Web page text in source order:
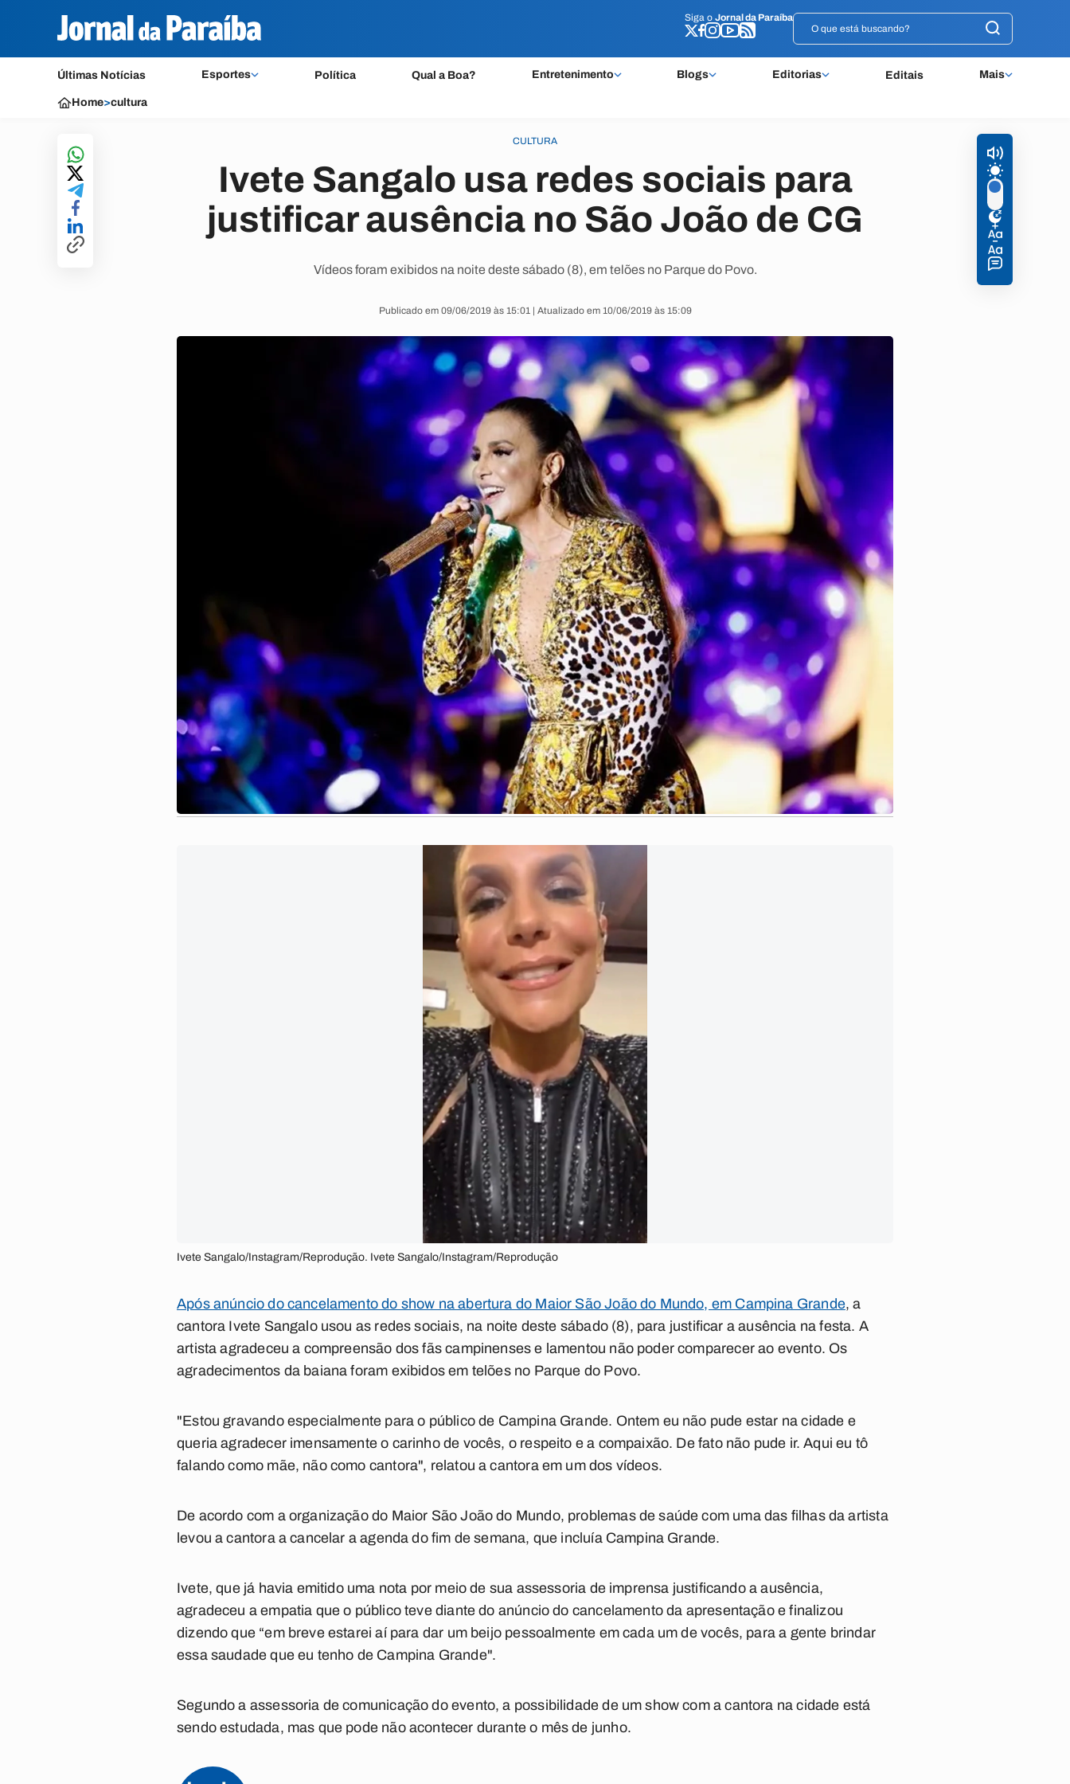
Siga o Jornal da Paraíba
Últimas Notícias Esportes Política Qual a Boa? Entretenimento Blogs Editorias Editais Mais
Siga o Jornal da Paraíba
Home>cultura
CULTURA
Ivete Sangalo usa redes sociais para
justificar ausência no São João de CG
Vídeos foram exibidos na noite deste sábado (8), em telões no Parque do Povo.
Publicado em 09/06/2019 às 15:01 | Atualizado em 10/06/2019 às 15:09
Ivete Sangalo/Instagram/Reprodução. Ivete Sangalo/Instagram/Reprodução
Após anúncio do cancelamento do show na abertura do Maior São João do Mundo, em Campina Grande, a
cantora Ivete Sangalo usou as redes sociais, na noite deste sábado (8), para justificar a ausência na festa. A
artista agradeceu a compreensão dos fãs campinenses e lamentou não poder comparecer ao evento. Os
agradecimentos da baiana foram exibidos em telões no Parque do Povo.
"Estou gravando especialmente para o público de Campina Grande. Ontem eu não pude estar na cidade e
queria agradecer imensamente o carinho de vocês, o respeito e a compaixão. De fato não pude ir. Aqui eu tô
falando como mãe, não como cantora", relatou a cantora em um dos vídeos.
De acordo com a organização do Maior São João do Mundo, problemas de saúde com uma das filhas da artista
levou a cantora a cancelar a agenda do fim de semana, que incluía Campina Grande.
Ivete, que já havia emitido uma nota por meio de sua assessoria de imprensa justificando a ausência,
agradeceu a empatia que o público teve diante do anúncio do cancelamento da apresentação e finalizou
dizendo que “em breve estarei aí para dar um beijo pessoalmente em cada um de vocês, para a gente brindar
essa saudade que eu tenho de Campina Grande".
Segundo a assessoria de comunicação do evento, a possibilidade de um show com a cantora na cidade está
sendo estudada, mas que pode não acontecer durante o mês de junho.